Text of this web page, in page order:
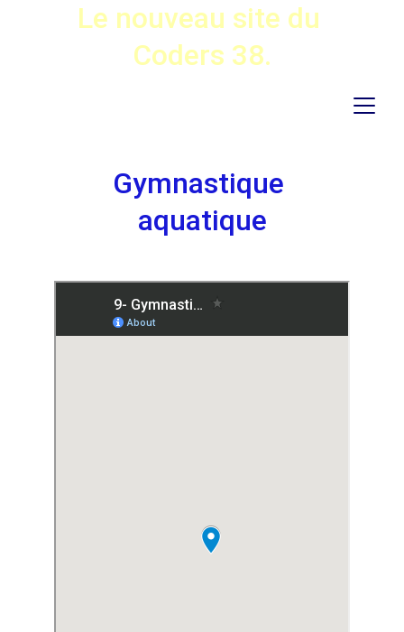
Le nouveau site du
Coders 38.
Gymnastique
aquatique